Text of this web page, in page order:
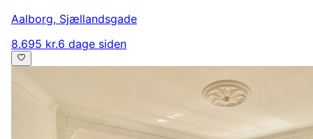
Aalborg, Sjællandsgade
8.695 kr.6 dage siden